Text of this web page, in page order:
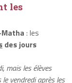
les
: les
des jours
mais les élèves
vendredi après les